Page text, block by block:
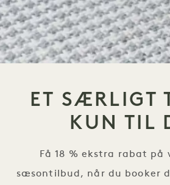
ET SÆRLIGT
KUN TIL
Få 18 % ekstra rabat på
sæsontilbud, når du booker